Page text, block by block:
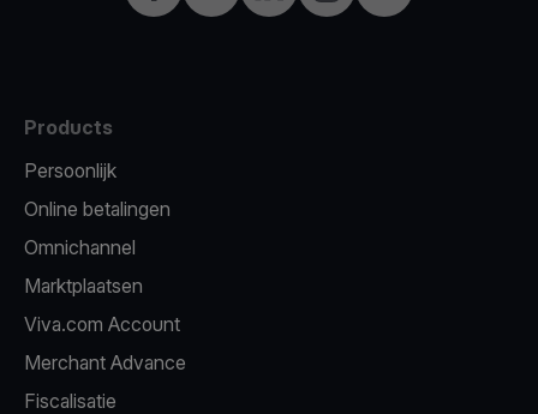
Products
Persoonlijk
Online betalingen
Omnichannel
Marktplaatsen
Viva.com Account
Merchant Advance
Fiscalisatie